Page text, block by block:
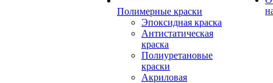
Полимерные краски
Эпоксидная краска
Антистатическая
краска
Полиуретановые
краски
Акриловая